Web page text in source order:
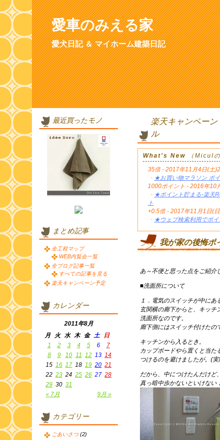
愛車のみえる家
愛犬日記 ＆ マイホーム建築日記
楽天キャンペー
ル
What's New （Micul
35倍 - 2017年11月4日(土
・ ★お買い物マラソン ポ
1000ポイント - 2016年10
・ ★ポイント貯まる-楽天
ト
+0.5倍 - 2017年11月1日(
・ ★ウェブ検索利用でポ
我が家の後悔ポ
あ～不便と思った点をご紹介
■洗面所について
１．電気のスイッチが中にあ
玄関横の廊下からと、キッチ
洗面所なのです。
廊下側にはスイッチ付けたの
キッチンから入るとき。
カップボードやら置くと当た
つけるのを避けましたが。(
だから、中につけたんだけど
真っ暗中歩かないといけない
最近買ったモノ
まとめ記事
全工程マップ
WEB内覧会一覧
全ブログ記事一覧
すべての記事を見る
楽天キャンペーン予定
カレンダー
2011年8月
月
火 水 木 金 土 日
« 7月 9月 »
1 2 3 4 5 6
7
8
9 10 11 12 13 14
15 16 17 18 19 20 21
22 23 24 25 26 27 28
29 30 31
カテゴリー
ごあいさつ (2)